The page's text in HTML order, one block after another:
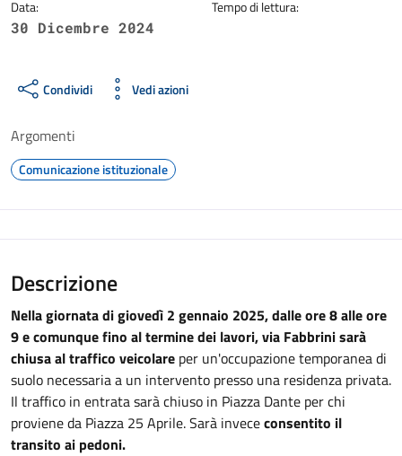
Data:
30 Dicembre 2024
Tempo di lettura:
Condividi Vedi azioni
Argomenti
Comunicazione istituzionale
Descrizione
Nella giornata di giovedì 2 gennaio 2025, dalle ore 8 alle ore
9 e comunque fino al termine dei lavori, via Fabbrini sarà
chiusa al traffico veicolare per un'occupazione temporanea di
suolo necessaria a un intervento presso una residenza privata.
Il traffico in entrata sarà chiuso in Piazza Dante per chi
proviene da Piazza 25 Aprile. Sarà invececonsentito il
transito ai pedoni.